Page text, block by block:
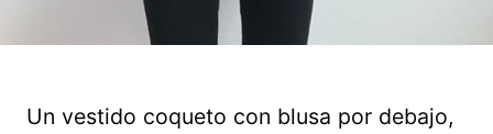
Un vestido coqueto con blusa por debajo,